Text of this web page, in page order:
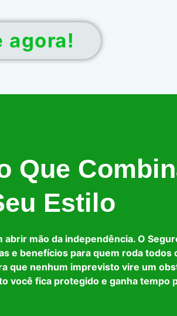
agora!
Que
Estilo
abrir mão da independência. O
e benefícios para quem roda todos
que nenhum imprevisto vire um
você fica protegido e ganha tempo